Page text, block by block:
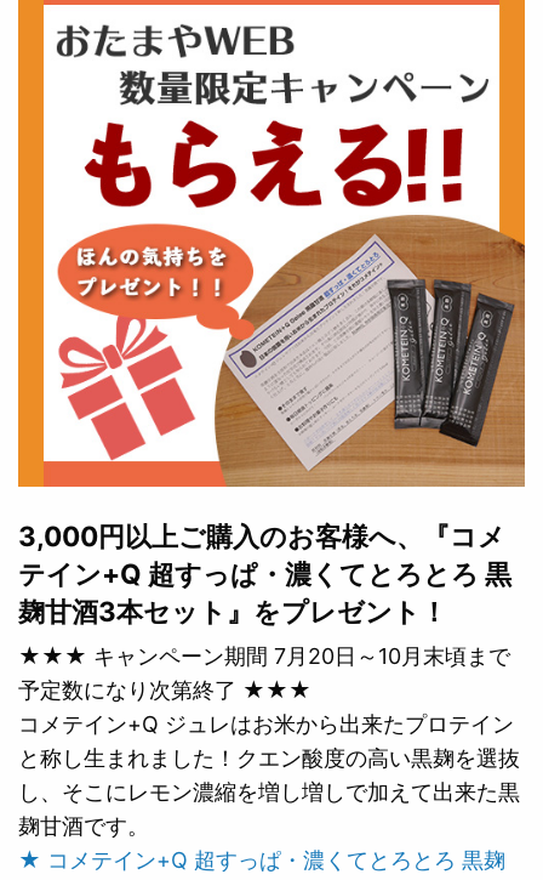
3,000円以上ご購入のお客様へ、『コメ
テイン+Q 超すっぱ・濃くてとろとろ 黒
麹甘酒3本セット』をプレゼント！
★★★ キャンペーン期間 7月20日～10月末頃まで
予定数になり次第終了 ★★★
コメテイン+Q ジュレはお米から出来たプロテイン
と称し生まれました！クエン酸度の高い黒麹を選抜
し、そこにレモン濃縮を増し増しで加えて出来た黒
麹甘酒です。
★ コメテイン+Q 超すっぱ・濃くてとろとろ 黒麹